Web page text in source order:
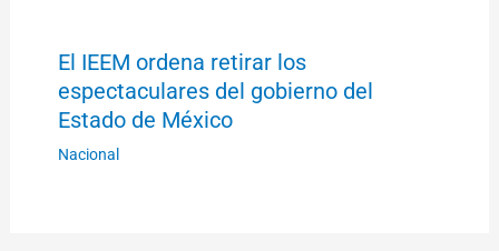
El IEEM ordena retirar los
espectaculares del gobierno del
Estado de México
Nacional